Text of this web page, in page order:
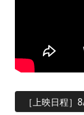
［上映日程